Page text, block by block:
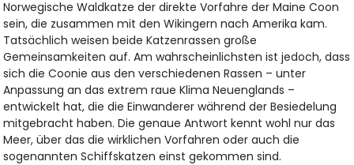
Norwegische Waldkatze der direkte Vorfahre der Maine Coon
sein, die zusammen mit den Wikingern nach Amerika kam.
Tatsächlich weisen beide Katzenrassen große
Gemeinsamkeiten auf. Am wahrscheinlichsten ist jedoch, dass
sich die Coonie aus den verschiedenen Rassen – unter
Anpassung an das extrem raue Klima Neuenglands –
entwickelt hat, die die Einwanderer während der Besiedelung
mitgebracht haben. Die genaue Antwort kennt wohl nur das
Meer, über das die wirklichen Vorfahren oder auch die
sogenannten Schiffskatzen einst gekommen sind.